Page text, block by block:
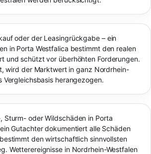
oder der Leasingrückgabe – ein
in Porta Westfalica bestimmt den realen
und schützt vor überhöhten Forderungen.
wird der Marktwert in ganz Nordrhein-
Vergleichsbasis herangezogen.
Sturm- oder Wildschäden in Porta
Gutachter dokumentiert alle Schäden
den wirtschaftlich sinnvollsten
Wetterereignisse in Nordrhein-Westfalen